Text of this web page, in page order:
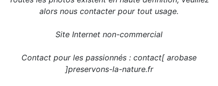
alors nous contacter pour tout usage.
Site Internet non-commercial
Contact pour les passionnés : contact[ arobase
]preservons-la-nature.fr